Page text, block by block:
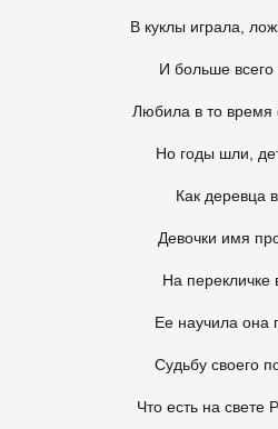
В куклы играла,
И больше всего
Любила в то время
Но годы шли,
Как деревца
Девочки имя
На перекличке
Ее научила она
Судьбу своего
Что есть на свете